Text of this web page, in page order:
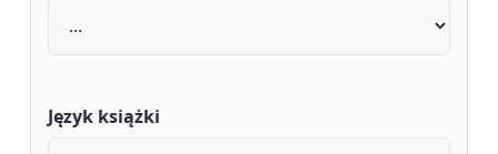
Język książki